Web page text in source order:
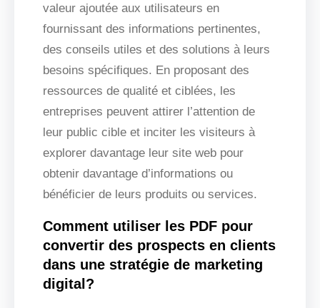
valeur ajoutée aux utilisateurs en
fournissant des informations pertinentes,
des conseils utiles et des solutions à leurs
besoins spécifiques. En proposant des
ressources de qualité et ciblées, les
entreprises peuvent attirer l’attention de
leur public cible et inciter les visiteurs à
explorer davantage leur site web pour
obtenir davantage d’informations ou
bénéficier de leurs produits ou services.
Comment utiliser les PDF pour
convertir des prospects en clients
dans une stratégie de marketing
digital?